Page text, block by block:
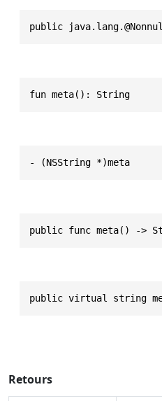
public
fun meta(): String
- (NSString *)meta
public func meta() ->
public virtual string
Retours